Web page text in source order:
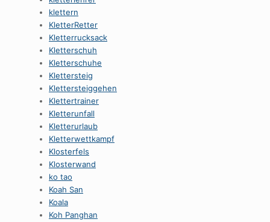
klettern
KletterRetter
Kletterrucksack
Kletterschuh
Kletterschuhe
Klettersteig
Klettersteiggehen
Klettertrainer
Kletterunfall
Kletterurlaub
Kletterwettkampf
Klosterfels
Klosterwand
ko tao
Koah San
Koala
Koh Panghan